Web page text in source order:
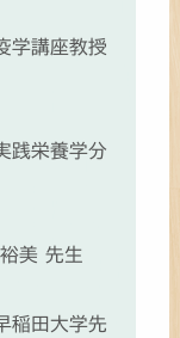
学講座教授
践栄養学分
美 先生
稲田大学先